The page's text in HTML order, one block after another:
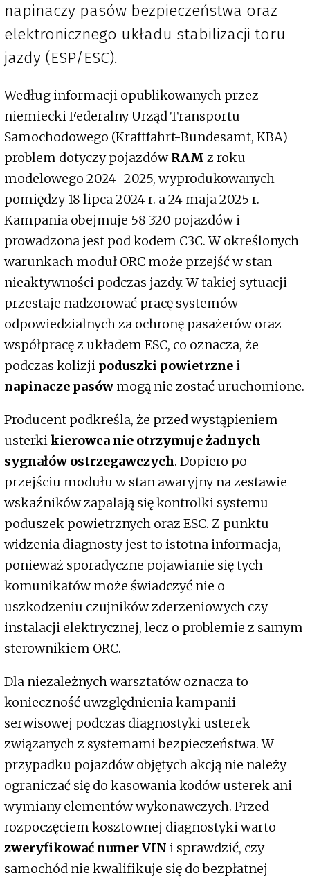
napinaczy pasów bezpieczeństwa oraz
elektronicznego układu stabilizacji toru
jazdy (ESP/ESC).
Według informacji opublikowanych przez
niemiecki Federalny Urząd Transportu
Samochodowego (Kraftfahrt-Bundesamt, KBA)
problem dotyczy pojazdówRAM z roku
modelowego 2024–2025, wyprodukowanych
pomiędzy 18 lipca 2024 r. a 24 maja 2025 r.
Kampania obejmuje 58 320 pojazdów i
prowadzona jest pod kodem C3C. W określonych
warunkach moduł ORC może przejść w stan
nieaktywności podczas jazdy. W takiej sytuacji
przestaje nadzorować pracę systemów
odpowiedzialnych za ochronę pasażerów oraz
współpracę z układem ESC, co oznacza, że
podczas kolizji poduszki powietrznei
napinacze pasów mogą nie zostać uruchomione.
Producent podkreśla, że przed wystąpieniem
usterkikierowca nie otrzymuje żadnych
sygnałów ostrzegawczych. Dopiero po
przejściu modułu w stan awaryjny na zestawie
wskaźników zapalają się kontrolki systemu
poduszek powietrznych oraz ESC. Z punktu
widzenia diagnosty jest to istotna informacja,
ponieważ sporadyczne pojawianie się tych
komunikatów może świadczyć nie o
uszkodzeniu czujników zderzeniowych czy
instalacji elektrycznej, lecz o problemie z samym
sterownikiem ORC.
Dla niezależnych warsztatów oznacza to
konieczność uwzględnienia kampanii
serwisowej podczas diagnostyki usterek
związanych z systemami bezpieczeństwa. W
przypadku pojazdów objętych akcją nie należy
ograniczać się do kasowania kodów usterek ani
wymiany elementów wykonawczych. Przed
rozpoczęciem kosztownej diagnostyki warto
zweryfikować numer VIN i sprawdzić, czy
samochód nie kwalifikuje się do bezpłatnej